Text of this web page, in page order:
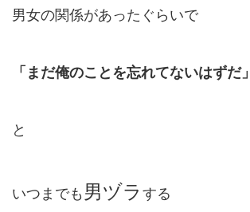
男女の関係があったぐらいで
「まだ俺のことを忘れてないはずだ」
と
いつまでも 男ヅラ する